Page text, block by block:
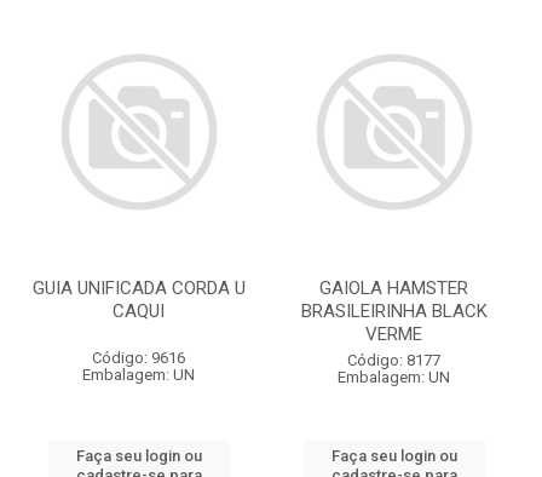
GUIA UNIFICADA CORDA U
CAQUI
Código: 9616
Embalagem: UN
Faça seu login ou
GAIOLA HAMSTER
BRASILEIRINHA BLACK
VERME
Código: 8177
Embalagem: UN
Faça seu login ou